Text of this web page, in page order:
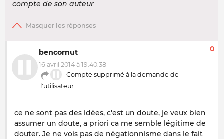
compte de son auteur
bencornut
16 avril 2014 à 19:40:38
Compte supprimé à la demande de
l'utilisateur
0
ce ne sont pas des idées, c'est un doute, je veux bien
assumer un doute, a priori ca me semble légitime de
douter. Je ne vois pas de négationnisme dans le fait